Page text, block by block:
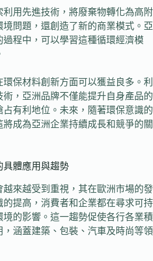
用先進技術，將廢棄物轉化為高附
問題，還創造了新的商業模式。亞
程中，可以學習這種循環經濟模
保材料創新方面可以獲益良多。利
，亞洲品牌不僅能提升自身產品的
有利地位。未來，隨著環保意識的
成為亞洲企業持續成長和競爭的關
具體應用與趨勢
來越受到重視，其在歐洲市場的發
提高，消費者和企業都在尋求可持
的影響。這一趨勢促使各行各業積
涵蓋建築、包裝、汽車及時尚等領